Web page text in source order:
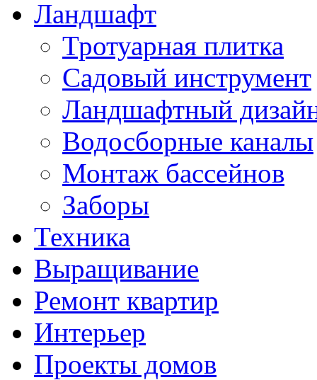
Ландшафт
Тротуарная плитка
Садовый инструмент
Ландшафтный
Водосборные каналы
Монтаж бассейнов
Заборы
Техника
Выращивание
Ремонт квартир
Интерьер
Проекты домов